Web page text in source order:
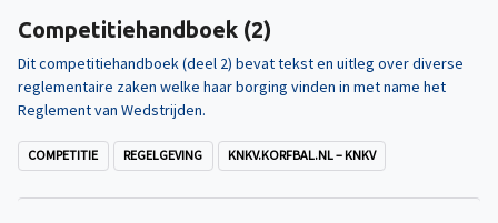
Competitiehandboek (2)
Dit competitiehandboek (deel 2) bevat tekst en uitleg over diverse
reglementaire zaken welke haar borging vinden in met name het
Reglement van Wedstrijden.
COMPETITIE REGELGEVING KNKV.KORFBAL.NL – KNKV